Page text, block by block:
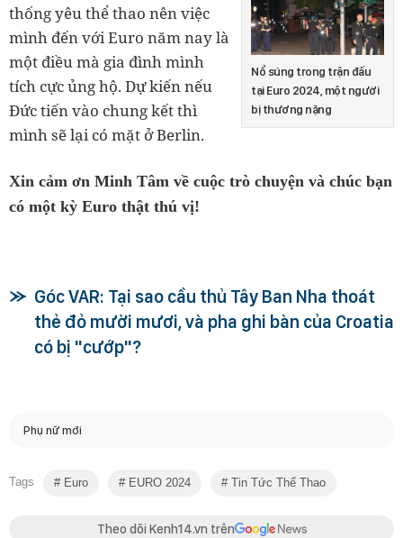
Nổ súng trong trận đấu
tại Euro 2024, một người
bị thương nặng
thống yêu thể thao nên việc
mình đến với Euro năm nay là
một điều mà gia đình mình
tích cực ủng hộ. Dự kiến nếu
Đức tiến vào chung kết thì
mình sẽ lại có mặt ở Berlin.
Xin cảm ơn Minh Tâm về cuộc trò chuyện và chúc bạn
có một kỳ Euro thật thú vị!
Góc VAR: Tại sao cầu thủ Tây Ban Nha thoát
thẻ đỏ mười mươi, và pha ghi bàn của Croatia
có bị "cướp"?
Phụ nữ mới
Tags Euro EURO 2024 Tin Tức Thể Thao
Theo dõi Kenh14.vn trên